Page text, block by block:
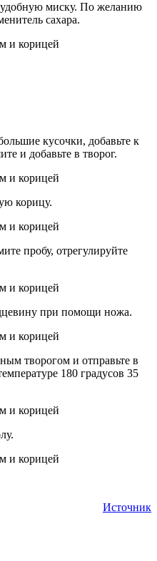
миску. По желанию
сахара.
кусочки, добавьте к
и добавьте в творог.
корицу.
пробу, отрегулируйте
при помощи ножа.
творогом и отправьте в
180 градусов 35
Источник